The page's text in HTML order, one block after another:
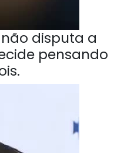
disputa a
pensando